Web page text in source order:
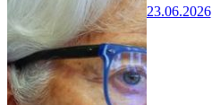
23.06.2026